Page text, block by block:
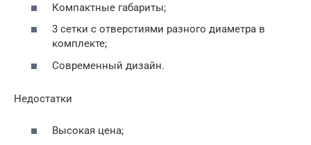
Компактные габариты;
3 сетки с отверстиями разного диаметра в
комплекте;
Современный дизайн.
Недостатки
Высокая цена;